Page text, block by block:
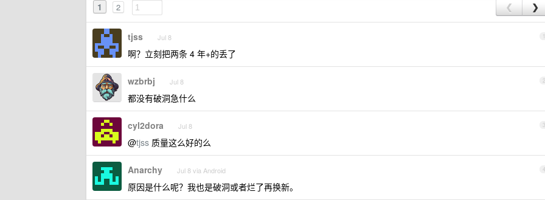
1 2 ❮ ❯
1
tjss Jul 8
啊？立刻把两条 4 年+的丢了
2
wzbrbj Jul 8
都没有破洞急什么
3
cyl2dora Jul 8
@tjss 质量这么好的么
4
Anarchy Jul 8 via Android
原因是什么呢？我也是破洞或者烂了再换新。